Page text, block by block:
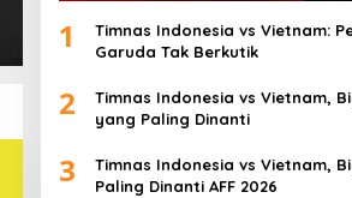
1
Timnas Indonesia vs Vietnam:
Garuda Tak Berkutik
2
Timnas Indonesia vs Vietnam,
yang Paling Dinanti
3
Timnas Indonesia vs Vietnam,
Paling Dinanti AFF 2026